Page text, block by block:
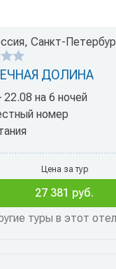
Санкт-
ДОЛИНА
22.08 на 6 ночей
номер
туры в этот
Цена за тур
27 381 руб.